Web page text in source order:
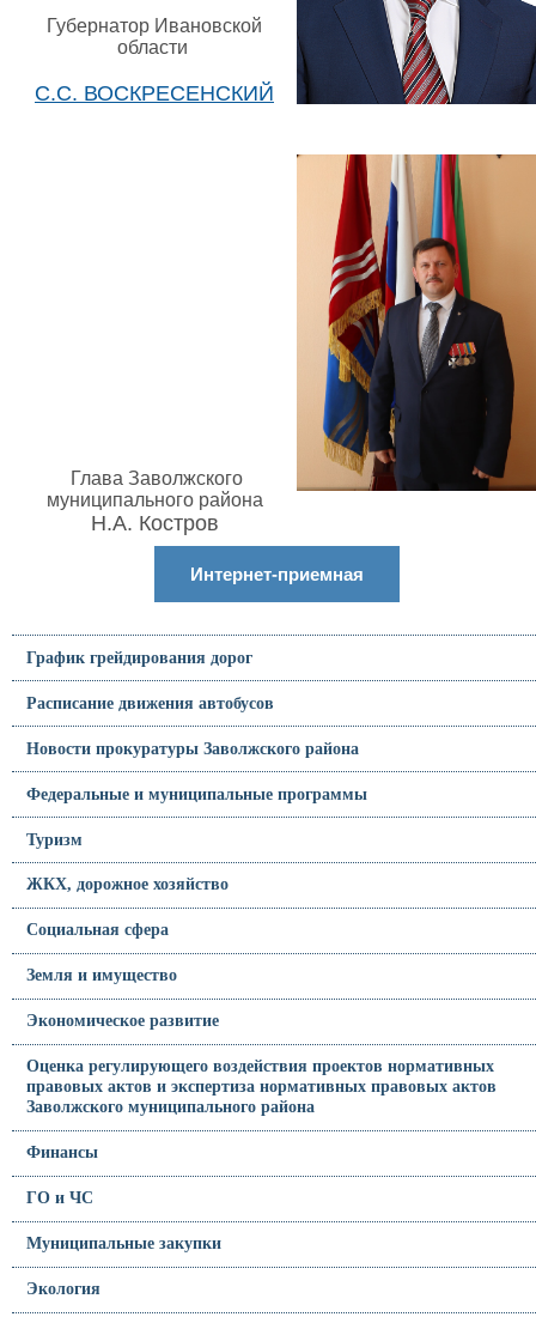
Губернатор Ивановской
области
С.С. ВОСКРЕСЕНСКИЙ
Глава Заволжского
муниципального района
Н.А. Костров
Интернет-приемная
График грейдирования дорог
Расписание движения автобусов
Новости прокуратуры Заволжского района
Федеральные и муниципальные программы
Туризм
ЖКХ, дорожное хозяйство
Социальная сфера
Земля и имущество
Экономическое развитие
Оценка регулирующего воздействия проектов нормативных
правовых актов и экспертиза нормативных правовых актов
Заволжского муниципального района
Финансы
ГО и ЧС
Муниципальные закупки
Экология